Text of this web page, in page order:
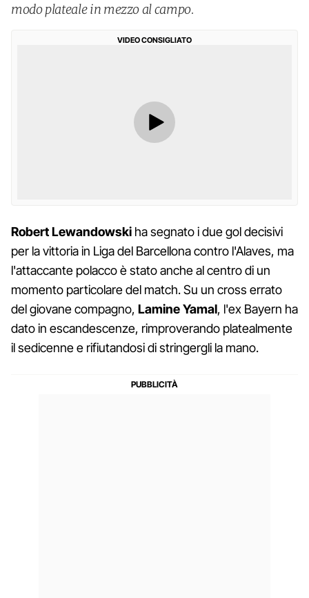
modo plateale in mezzo al campo.
VIDEO CONSIGLIATO
Robert Lewandowski ha segnato i due gol decisivi
per la vittoria in Liga del Barcellona contro l'Alaves, ma
l'attaccante polacco è stato anche al centro di un
momento particolare del match. Su un cross errato
del giovane compagno, Lamine Yamal, l'ex Bayern ha
dato in escandescenze, rimproverando platealmente
il sedicenne e rifiutandosi di stringergli la mano.